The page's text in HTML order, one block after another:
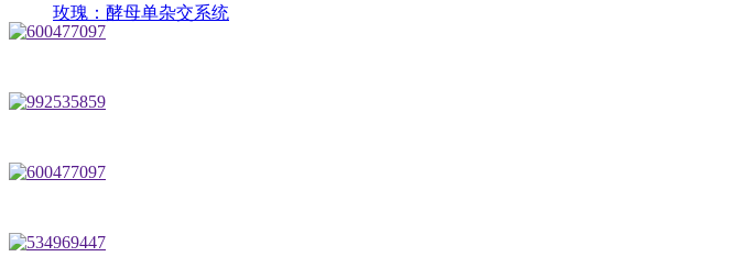
玫瑰：酵母单杂交系统